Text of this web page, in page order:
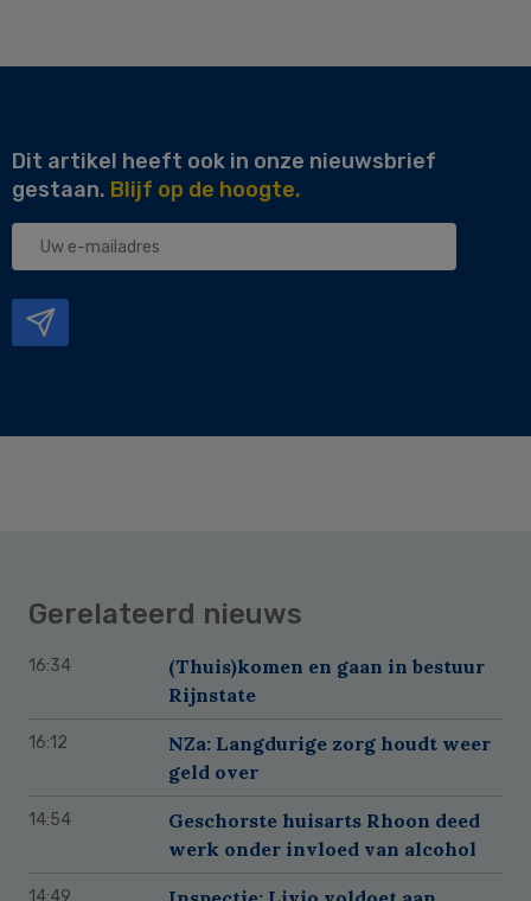
Dit artikel heeft ook in onze nieuwsbrief
gestaan. Blijf op de hoogte.
Uw
Gerelateerd nieuws
16:34
(Thuis)komen en gaan in bestuur
Rijnstate
16:12
NZa: Langdurige zorg houdt weer
geld over
14:54
Geschorste huisarts Rhoon deed
werk onder invloed van alcohol
14:49